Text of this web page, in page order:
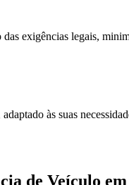
exigências legais,
às suas
de Veículo